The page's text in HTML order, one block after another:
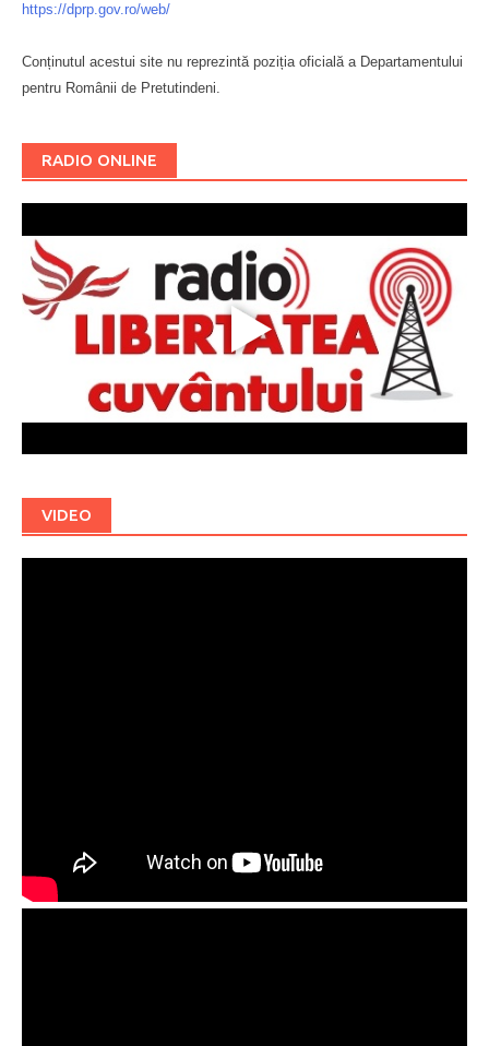
https://dprp.gov.ro/web/
Conținutul acestui site nu reprezintă poziția oficială a Departamentului
pentru Românii de Pretutindeni.
RADIO ONLINE
VIDEO